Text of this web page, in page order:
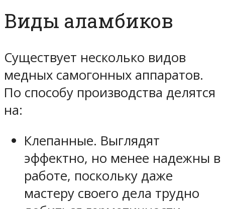
Виды аламбиков
Существует несколько видов
медных самогонных аппаратов.
По способу производства делятся
на:
Клепанные. Выглядят
эффектно, но менее надежны в
работе, поскольку даже
мастеру своего дела трудно